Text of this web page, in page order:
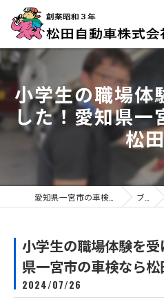
小学生の職場体
した！愛知県一
松
ブログ
小学生の職場体験を
県一宮市の車検なら松
2024/07/26